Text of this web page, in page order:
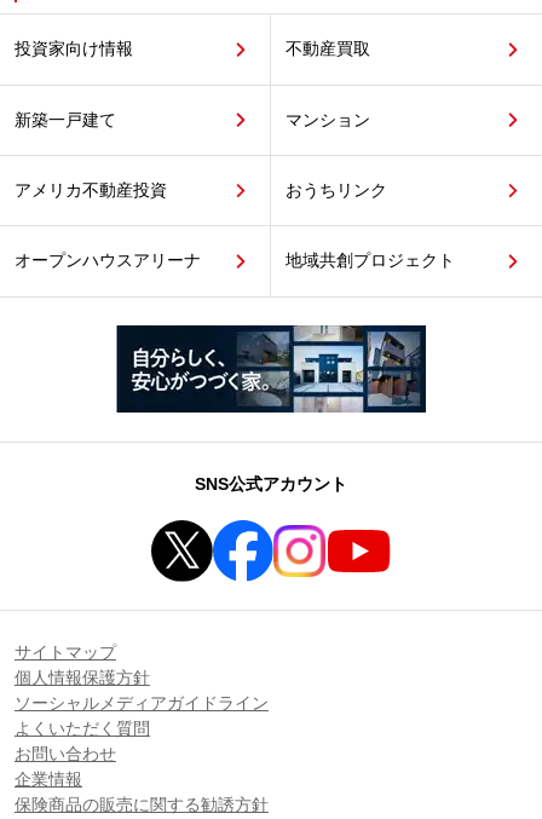
投資家向け情報 不動産買取
新築一戸建て マンション
アメリカ不動産投資 おうちリンク
オープンハウスアリーナ 地域共創プロジェクト
SNS公式アカウント
サイトマップ
個人情報保護方針
ソーシャルメディアガイドライン
よくいただく質問
お問い合わせ
企業情報
保険商品の販売に関する勧誘方針